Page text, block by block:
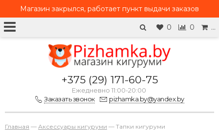
0 0 …
Магазин закрылся, работает пункт выдачи заказов
+375 (29) 171-60-75
Ежедневно 11:00-20:00
Заказать звонок
pizhamka.by@yandex.by
Главная — Аксессуары кигуруми — Тапки кигуруми